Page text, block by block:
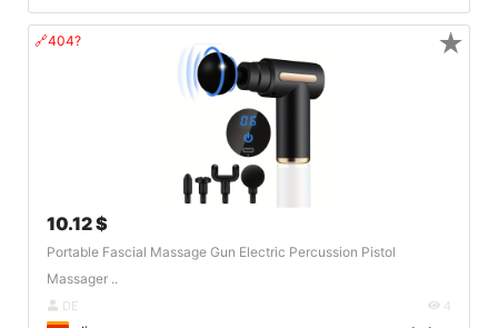
🔗404?
10.12 $
Portable Fascial Massage Gun Electric Percussion Pistol
Massager ..
DE 4
★